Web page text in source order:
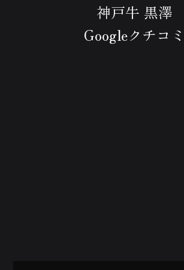
神戸牛 黒澤
Googleクチコミ